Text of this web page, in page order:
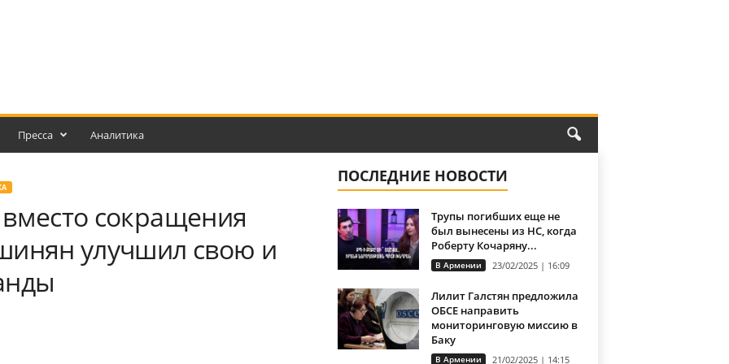
Пресса Аналитика
сокращения
улучшил свою и
ПОСЛЕДНИЕ НОВОСТИ
Трупы погибших еще не
был вынесены из НС, когда
Роберту Кочаряну...
В Армении 23/02/2025 | 16:09
Лилит Галстян предложила
ОБСЕ направить
мониторинговую миссию в
Баку
В Армении 21/02/2025 | 14:15